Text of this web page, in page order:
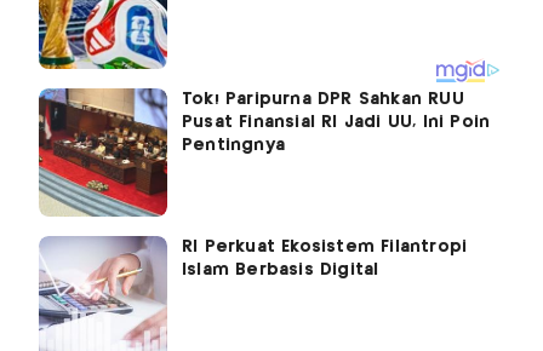
Tok! Paripurna DPR Sahkan RUU
Pusat Finansial RI Jadi UU, Ini Poin
Pentingnya
RI Perkuat Ekosistem Filantropi
Islam Berbasis Digital